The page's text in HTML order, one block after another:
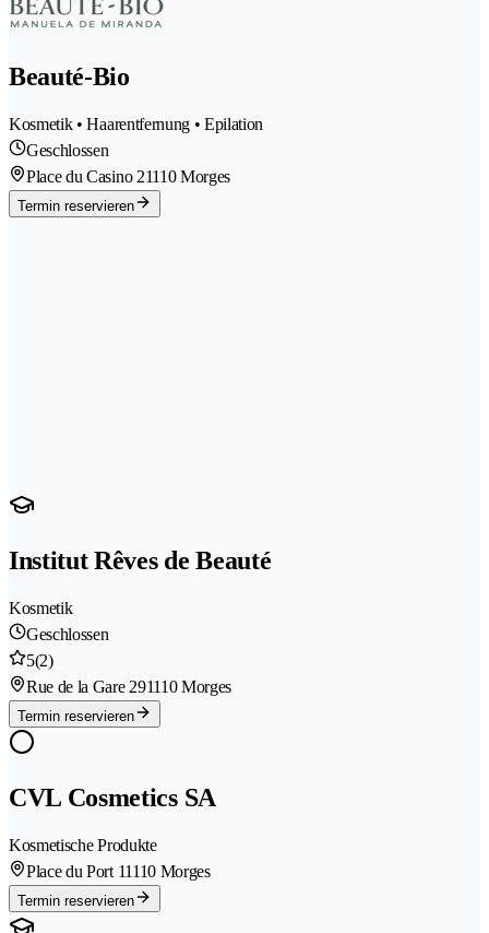
Beauté-Bio
Kosmetik • Haarentfernung • Epilation
Geschlossen
Place du Casino 21110 Morges
Termin reservieren
Institut Rêves de Beauté
Kosmetik
Geschlossen
5(2)
Rue de la Gare 291110 Morges
Termin reservieren
CVL Cosmetics SA
Kosmetische Produkte
Place du Port 11110 Morges
Termin reservieren